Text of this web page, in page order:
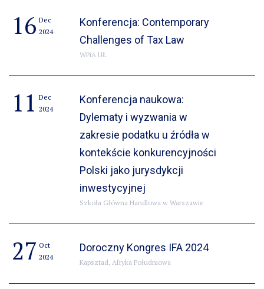
16 Dec
2024
Konferencja: Contemporary
Challenges of Tax Law
WPiA UŁ
11 Dec
2024
Konferencja naukowa:
Dylematy i wyzwania w
zakresie podatku u źródła w
kontekście konkurencyjności
Polski jako jurysdykcji
inwestycyjnej
Szkoła Główna Handlowa w Warszawie
27 Oct
2024
Doroczny Kongres IFA 2024
Kapsztad, Afryka Południowa